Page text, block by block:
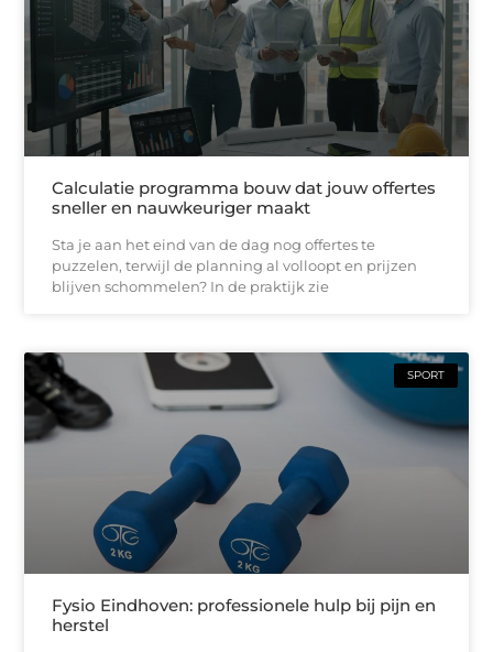
Calculatie programma bouw dat jouw offertes
sneller en nauwkeuriger maakt
Sta je aan het eind van de dag nog offertes te
puzzelen, terwijl de planning al volloopt en prijzen
blijven schommelen? In de praktijk zie
SPORT
Fysio Eindhoven: professionele hulp bij pijn en
herstel